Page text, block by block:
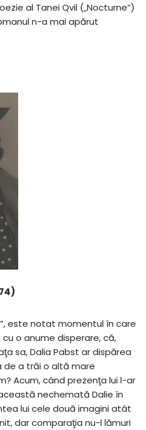
al Tanei Qvil („Nocturne”)
n-a mai apărut
este notat momentul în care
o anume disperare, că,
sa, Dalia Pabst ar dispărea
de a trăi o altă mare
Acum, când prezenţa lui l-ar
nechemată Dalie în
lui cele două imagini atât
dar comparaţia nu-l lămuri